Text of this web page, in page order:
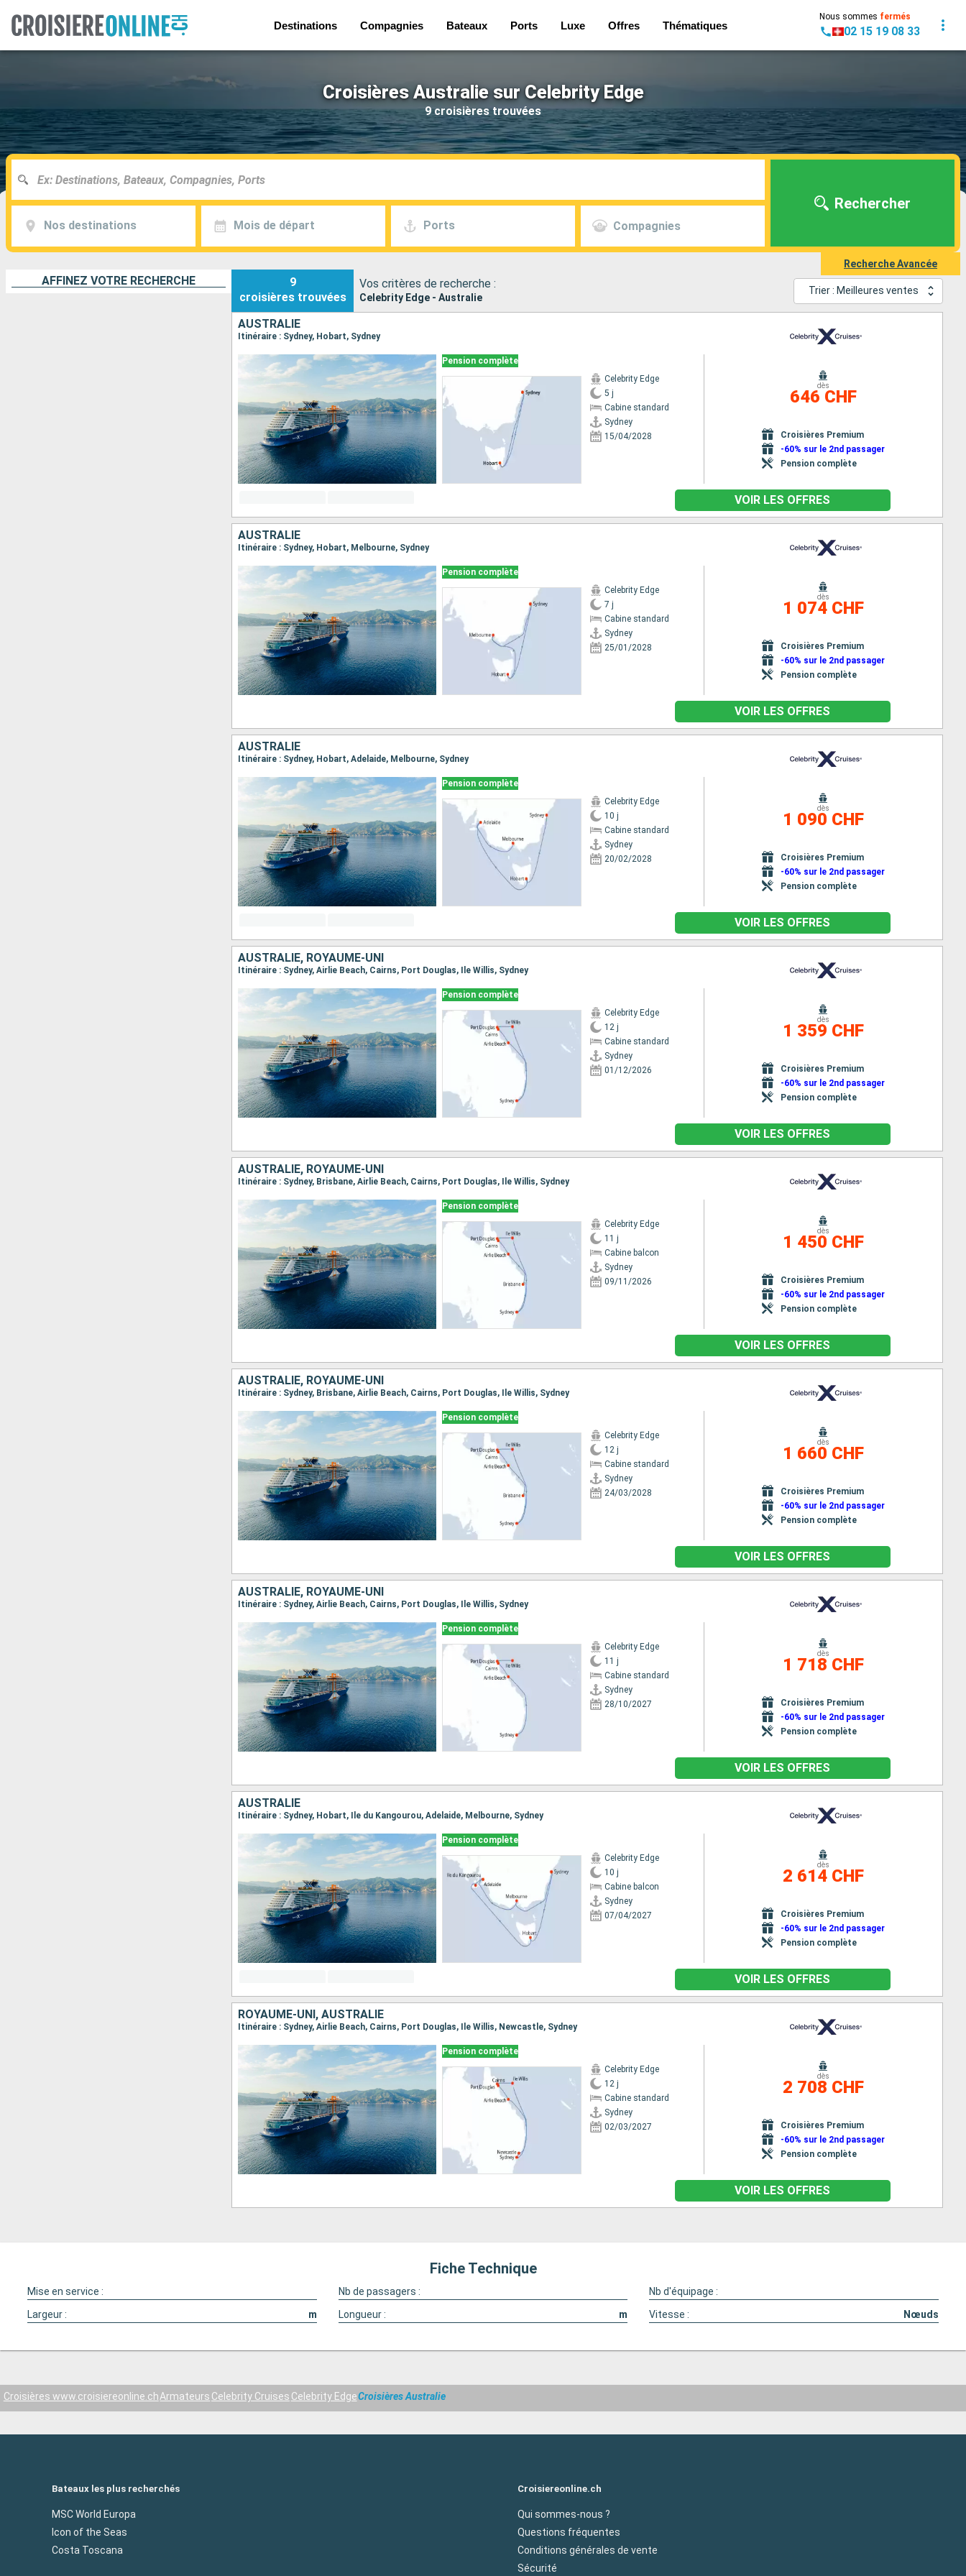
Destinations Compagnies Bateaux Ports Luxe Offres Thématiques
Nous sommes fermés
02 15 19 08 33
Croisières Australie sur Celebrity Edge
9 croisières trouvées
Nos destinations Mois de départ Ports Compagnies
Rechercher
Recherche Avancée
AFFINEZ VOTRE RECHERCHE
9
croisières trouvées
Vos critères de recherche :
Celebrity Edge - Australie
Trier : Meilleures ventes
AUSTRALIE
Itinéraire : Sydney, Hobart, Sydney
Pension complète
Celebrity Edge
5 j
Cabine standard
Sydney
15/04/2028
dès
646 CHF
Croisières Premium
-60% sur le 2nd passager
Pension complète
VOIR LES OFFRES
AUSTRALIE
Itinéraire : Sydney, Hobart, Melbourne, Sydney
Pension complète
Celebrity Edge
7 j
Cabine standard
Sydney
25/01/2028
dès
1 074 CHF
Croisières Premium
-60% sur le 2nd passager
Pension complète
VOIR LES OFFRES
AUSTRALIE
Itinéraire : Sydney, Hobart, Adelaide, Melbourne, Sydney
Pension complète
Celebrity Edge
10 j
Cabine standard
Sydney
20/02/2028
dès
1 090 CHF
Croisières Premium
-60% sur le 2nd passager
Pension complète
VOIR LES OFFRES
AUSTRALIE, ROYAUME-UNI
Itinéraire : Sydney, Airlie Beach, Cairns, Port Douglas, Ile Willis, Sydney
Pension complète
Celebrity Edge
12 j
Cabine standard
Sydney
01/12/2026
dès
1 359 CHF
Croisières Premium
-60% sur le 2nd passager
Pension complète
VOIR LES OFFRES
AUSTRALIE, ROYAUME-UNI
Itinéraire : Sydney, Brisbane, Airlie Beach, Cairns, Port Douglas, Ile Willis, Sydney
Pension complète
Celebrity Edge
11 j
Cabine balcon
Sydney
09/11/2026
dès
1 450 CHF
Croisières Premium
-60% sur le 2nd passager
Pension complète
VOIR LES OFFRES
AUSTRALIE, ROYAUME-UNI
Itinéraire : Sydney, Brisbane, Airlie Beach, Cairns, Port Douglas, Ile Willis, Sydney
Pension complète
Celebrity Edge
12 j
Cabine standard
Sydney
24/03/2028
dès
1 660 CHF
Croisières Premium
-60% sur le 2nd passager
Pension complète
VOIR LES OFFRES
AUSTRALIE, ROYAUME-UNI
Itinéraire : Sydney, Airlie Beach, Cairns, Port Douglas, Ile Willis, Sydney
Pension complète
Celebrity Edge
11 j
Cabine standard
Sydney
28/10/2027
dès
1 718 CHF
Croisières Premium
-60% sur le 2nd passager
Pension complète
VOIR LES OFFRES
AUSTRALIE
Itinéraire : Sydney, Hobart, Ile du Kangourou, Adelaide, Melbourne, Sydney
Pension complète
Celebrity Edge
10 j
Cabine balcon
Sydney
07/04/2027
dès
2 614 CHF
Croisières Premium
-60% sur le 2nd passager
Pension complète
VOIR LES OFFRES
ROYAUME-UNI, AUSTRALIE
Itinéraire : Sydney, Airlie Beach, Cairns, Port Douglas, Ile Willis, Newcastle, Sydney
Pension complète
Celebrity Edge
12 j
Cabine standard
Sydney
02/03/2027
dès
2 708 CHF
Croisières Premium
-60% sur le 2nd passager
Pension complète
VOIR LES OFFRES
Fiche Technique
Mise en service : Nb de passagers :
Nb d'équipage :
Largeur :
m Longueur : m Vitesse : Nœuds
Croisières www.croisiereonline.chArmateurs Celebrity Cruises Celebrity EdgeCroisières Australie
Bateaux les plus recherchés
MSC World Europa
Icon of the Seas
Costa Toscana
Croisiereonline.ch
Qui sommes-nous ?
Questions fréquentes
Conditions générales de vente
Sécurité